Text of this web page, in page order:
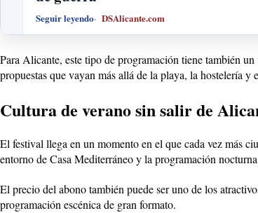
Seguir leyendo DSAlicante.com
Para Alicante, este tipo de programación tiene también
propuestas que vayan más allá de la playa, la hostelería
Cultura de verano sin salir de
El festival llega en un momento en el que cada vez más
entorno de Casa Mediterráneo y la programación
El precio del abono también puede ser uno de los
programación escénica de gran formato.